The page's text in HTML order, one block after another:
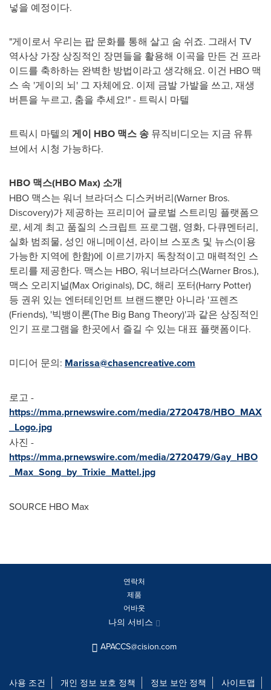
넣을 예정이다.
"게이로서 우리는 팝 문화를 통해 살고 숨 쉬죠. 그래서 TV
역사상 가장 상징적인 장면들을 활용해 이곡을 만든 건 프라
이드를 축하하는 완벽한 방법이라고 생각해요. 이건 HBO 맥
스 속 '게이의 뇌' 그 자체에요. 이제 금발 가발을 쓰고, 재생
버튼을 누르고, 춤을 추세요!" - 트릭시 마텔
트릭시 마텔의 게이 HBO 맥스 송 뮤직비디오는 지금 유튜
브에서 시청 가능하다.
HBO 맥스(HBO Max) 소개
HBO 맥스는 워너 브라더스 디스커버리(Warner Bros.
Discovery)가 제공하는 프리미어 글로벌 스트리밍 플랫폼으
로, 세계 최고 품질의 스크립트 프로그램, 영화, 다큐멘터리,
실화 범죄물, 성인 애니메이션, 라이브 스포츠 및 뉴스(이용
가능한 지역에 한함)에 이르기까지 독창적이고 매력적인 스
토리를 제공한다. 맥스는 HBO, 워너브라더스(Warner Bros.),
맥스 오리지널(Max Originals), DC, 해리 포터(Harry Potter)
등 권위 있는 엔터테인먼트 브랜드뿐만 아니라 '프렌즈
(Friends), '빅뱅이론(The Big Bang Theory)'과 같은 상징적인
인기 프로그램을 한곳에서 즐길 수 있는 대표 플랫폼이다.
미디어 문의: Marissa@chasencreative.com
로고 -
https://mma.prnewswire.com/media/2720478/HBO_MAX
_Logo.jpg
사진 -
https://mma.prnewswire.com/media/2720479/Gay_HBO
_Max_Song_by_Trixie_Mattel.jpg
SOURCE HBO Max
연락처
제품
어바웃
나의 서비스
APACCS@cision.com
사용 조건 개인 정보 보호 정책 정보 보안 정책 사이트맵